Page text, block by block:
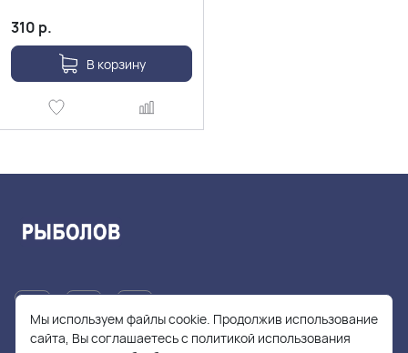
310 р.
В корзину
Мы используем файлы cookie. Продолжив использование
сайта, Вы соглашаетесь с политикой использования